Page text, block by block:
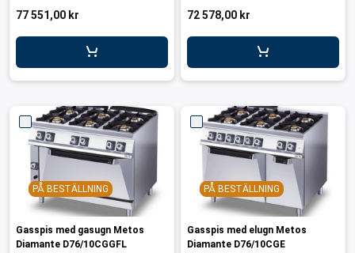
77 551,00 kr 72 578,00 kr
PÅ BESTÄLLNING
Gasspis med gasugn Metos
Diamante D76/10CGGFL
PÅ BESTÄLLNING
Gasspis med elugn Metos
Diamante D76/10CGE